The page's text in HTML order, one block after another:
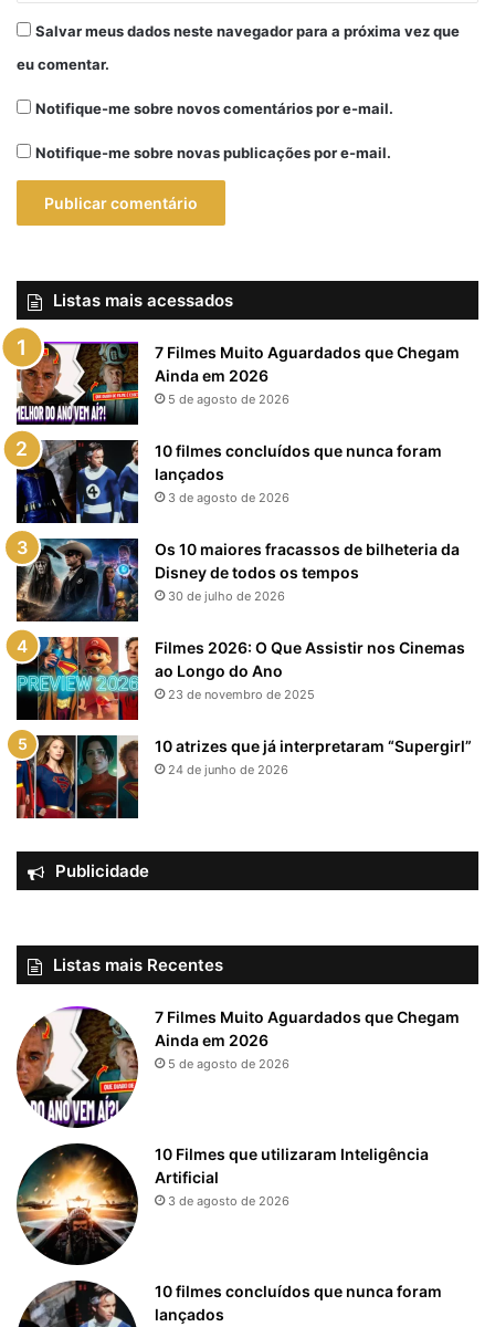
Salvar meus dados neste navegador para a próxima vez que
eu comentar.
Notifique-me sobre novos comentários por e-mail.
Notifique-me sobre novas publicações por e-mail.
Listas mais acessados
7 Filmes Muito Aguardados que Chegam
Ainda em 2026
5 de agosto de 2026
10 filmes concluídos que nunca foram
lançados
3 de agosto de 2026
Os 10 maiores fracassos de bilheteria da
Disney de todos os tempos
30 de julho de 2026
Filmes 2026: O Que Assistir nos Cinemas
ao Longo do Ano
23 de novembro de 2025
10 atrizes que já interpretaram “Supergirl”
24 de junho de 2026
Publicidade
Listas mais Recentes
7 Filmes Muito Aguardados que Chegam
Ainda em 2026
5 de agosto de 2026
10 Filmes que utilizaram Inteligência
Artificial
3 de agosto de 2026
10 filmes concluídos que nunca foram
lançados